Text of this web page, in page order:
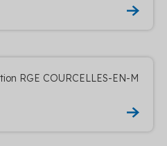
RGE COURCELLES-EN-M